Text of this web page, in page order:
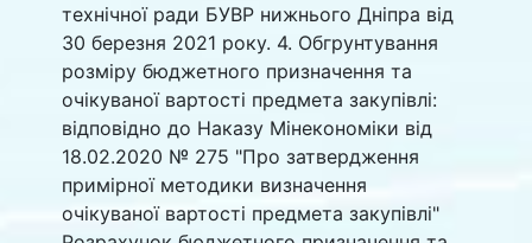
технічної ради БУВР нижнього Дніпра від
30 березня 2021 року. 4. Обгрунтування
розміру бюджетного призначення та
очікуваної вартості предмета закупівлі:
відповідно до Наказу Мінекономіки від
18.02.2020 № 275 "Про затвердження
примірної методики визначення
очікуваної вартості предмета закупівлі"